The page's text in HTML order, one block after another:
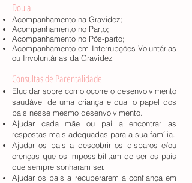
Doula
Acompanhamento na Gravidez;
Acompanhamento no Parto;
Acompanhamento no Pós-parto;
Acompanhamento em Interrupções Voluntárias
ou Involuntárias da Gravidez
Consultas de Parentalidade
Elucidar sobre como ocorre o desenvolvimento
saudável de uma criança e qual o papel dos
pais nesse mesmo desenvolvimento.
Ajudar cada mãe ou pai a encontrar as
respostas mais adequadas para a sua família.
Ajudar os pais a descobrir os disparos e/ou
crenças que os impossibilitam de ser os pais
que sempre sonharam ser.
Ajudar os pais a recuperarem a confiança em